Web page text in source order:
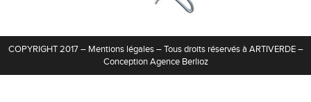
COPYRIGHT 2017 – Mentions légales– Tous droits réservés à ARTIVERDE –
ConceptionAgence Berlioz